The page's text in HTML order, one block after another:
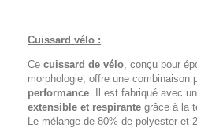
Cuissard vélo :
Ce cuissard de vélo, conçu pour
morphologie, offre une combinaison
performance. Il est fabriqué avec
extensible et respirante grâce à la
Le mélange de 80% de polyester et